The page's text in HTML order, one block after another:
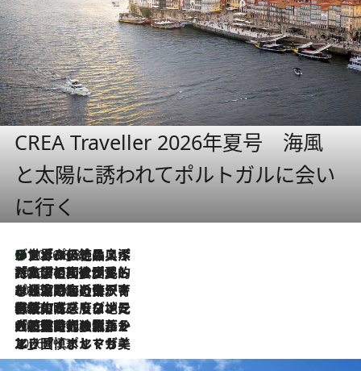
CREA Traveller 2026年夏号 海風
と太陽に誘われてポルトガルに会い
に行く
2026.8.8
リスボンの絶品スイーツ「パステル・デ・ナタ」とは？ポルトガル伝統の奥深い世界へ
2026.7.27
「私の祖国はポルトガル語です」国民的詩人フェルナンド・ペソアと、彼が愛した文学の街を歩く
2026.7.26
ポルトガル近海が育む極上の海の幸。キリリと冷えた白ワインと愉しむ、シーフード専門店の贅沢
2026.7.22
伝統の味をモダンに昇華。高感度な地元客が集う、リスボンの最旬ガストロノミー
2026.7.21
大航海時代の栄華から、震災、独裁、そして革命へ。ポルトガル・首都リスボンの石畳に刻まれた「歴史の光と影」
2026.7.13
エッセイ・ヤマザキマリ「慎ましくも美しき国 ポルトガル」